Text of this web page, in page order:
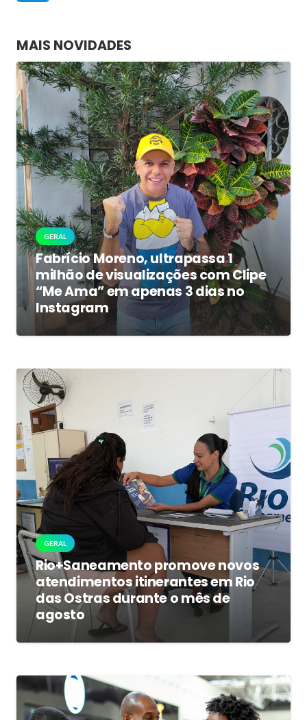
MAIS NOVIDADES
GERAL
Fabrício Moreno, ultrapassa 1
milhão de visualizações com Clipe
“Me Ama” em apenas 3 dias no
Instagram
GERAL
Rio+Saneamento promove novos
atendimentos itinerantes em Rio
das Ostras durante o mês de
agosto